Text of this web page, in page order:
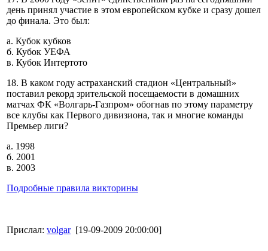
день принял участие в этом европейском кубке и сразу дошел
до финала. Это был:
а. Кубок кубков
б. Кубок УЕФА
в. Кубок Интертото
18. В каком году астраханский стадион «Центральный»
поставил рекорд зрительской посещаемости в домашних
матчах ФК «Волгарь-Газпром» обогнав по этому параметру
все клубы как Первого дивизиона, так и многие команды
Премьер лиги?
а. 1998
б. 2001
в. 2003
Подробные правила викторины
Прислал: volgar [19-09-2009 20:00:00]